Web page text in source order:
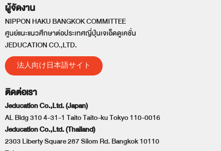
ผู้จัดงาน
NIPPON HAKU BANGKOK COMMITTEE
ศูนย์แนะแนวศึกษาต่อประเทศญี่ปุ่นเจเอ็ดดูเคชั่น
JEDUCATION CO.,LTD.
法人向け日本語サイト
ติดต่อเรา
Jeducation Co.,Ltd. (Japan)
AL Bldg 310 4-31-1 Taito Taito-ku Tokyo 110-0016
Jeducation Co.,Ltd. (Thailand)
2303 Liberty Square 287 Silom Rd. Bangkok 10110